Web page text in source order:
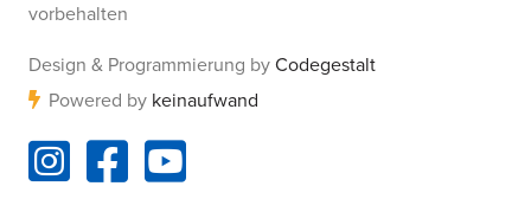
vorbehalten
Design & Programmierung by Codegestalt
Powered by keinaufwand